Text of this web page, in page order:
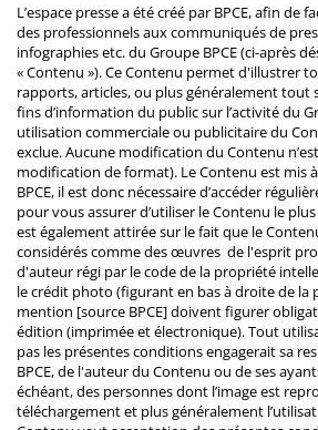
L’espace presse a été créé par BPCE, afin de
des professionnels aux communiqués de
infographies etc. du Groupe BPCE (ci-après
« Contenu »). Ce Contenu permet d'illustrer
rapports, articles, ou plus généralement tout
fins d’information du public sur l’activité du
utilisation commerciale ou publicitaire du
exclue. Aucune modification du Contenu
modification de format). Le Contenu est mis
BPCE, il est donc nécessaire d’accéder
pour vous assurer d’utiliser le Contenu le
est également attirée sur le fait que le
considérés comme des œuvres de l'esprit
d'auteur régi par le code de la propriété
le crédit photo (figurant en bas à droite de la
mention [source BPCE] doivent figurer
édition (imprimée et électronique). Tout
pas les présentes conditions engagerait sa
BPCE, de l'auteur du Contenu ou de ses
échéant, des personnes dont l’image est
téléchargement et plus généralement